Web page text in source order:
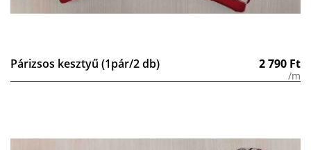
Párizsos kesztyű (1pár/2 db) 2 790 Ft
/m